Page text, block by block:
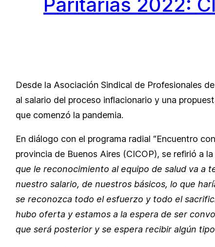
Desde la Asociación Sindical de Profesionales
al salario del proceso inflacionario y una
que comenzó la pandemia.
En diálogo con el programa radial “Encuentro
provincia de Buenos Aires (CICOP), se refirió a
que le reconocimiento al equipo de salud va a
nuestro salario, de nuestros básicos, lo que
se reconozca todo el esfuerzo y todo el
hubo oferta y estamos a la espera de ser
que será posterior y se espera recibir algún